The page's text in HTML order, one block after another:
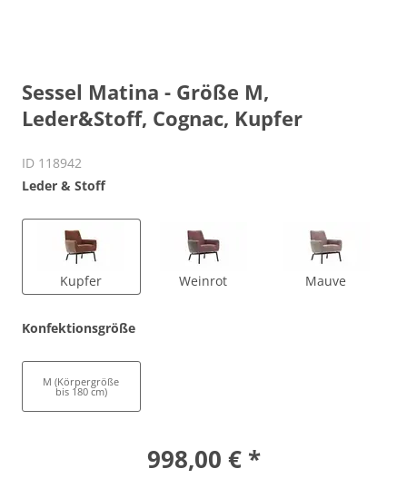
Sessel Matina - Größe M,
Leder&Stoff, Cognac, Kupfer
ID 118942
Leder & Stoff
Kupfer Weinrot Mauve
Konfektionsgröße
M (Körpergröße
bis 180 cm)
998,00 € *